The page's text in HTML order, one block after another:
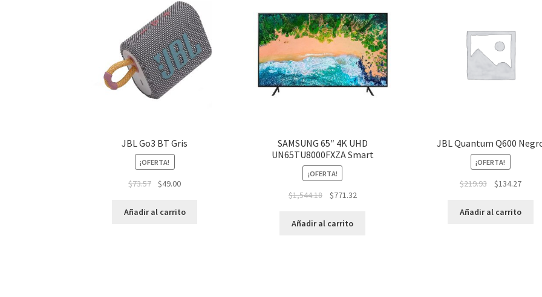
JBL Go3 BT Gris
¡OFERTA!
$73.57 $49.00
Añadir al carrito
SAMSUNG 65″ 4K UHD
UN65TU8000FXZA Smart
¡OFERTA!
$1,544.18 $771.32
Añadir al carrito
JBL Quantum Q600
¡OFERTA!
$219.93 $134.27
Añadir al carrito